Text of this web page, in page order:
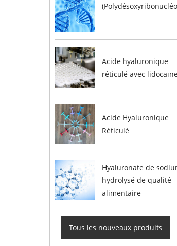
Acide hyaluronique
réticulé avec
Acide Hyaluronique
Réticulé
Hyaluronate de
hydrolysé de qualité
alimentaire
Tous les nouveaux produits